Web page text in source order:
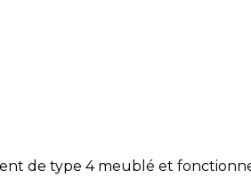
de type 4 meublé et